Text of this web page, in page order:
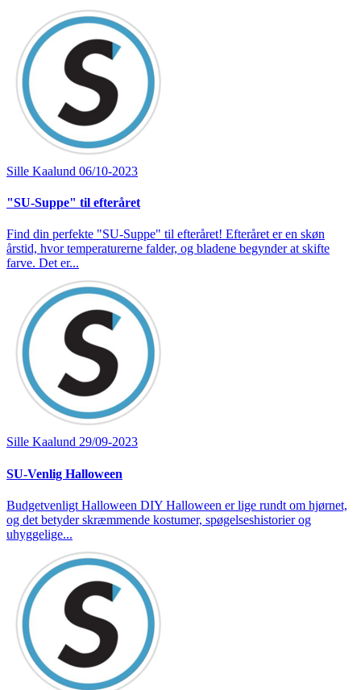
Sille Kaalund 06/10-2023
"SU-Suppe" til efteråret
Find din perfekte "SU-Suppe" til efteråret! Efteråret er en skøn
årstid, hvor temperaturerne falder, og bladene begynder at skifte
farve. Det er...
Sille Kaalund 29/09-2023
SU-Venlig Halloween
Budgetvenligt Halloween DIY Halloween er lige rundt om hjørnet,
og det betyder skræmmende kostumer, spøgelseshistorier og
uhyggelige...